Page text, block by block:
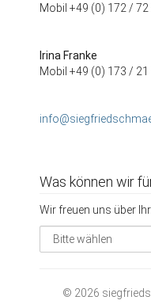
Mobil +49 (0) 172 / 72
Irina Franke
Mobil +49 (0) 173 / 21
Was können wir
Wir freuen uns über
© 2026